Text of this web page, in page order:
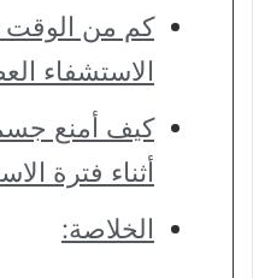
كم من الوقت
الاستشفاء
كيف أمنع
أثناء فترة
الخلاصة: